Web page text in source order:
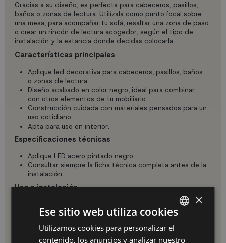
Gracias a su diseño, es perfecta para cabeceros, pasillos,
baños o zonas de lectura. Utilízala como punto focal sobre
una mesa, para acompañar tu sofá, resaltar una zona de paso
o crear un rincón de lectura acogedor, según el tipo de
instalación y la estancia donde decidas colocarla.
Características principales
Aplique led decorativa para cabeceros, pasillos, baños
o zonas de lectura.
Diseño acabado en color negro, ideal para combinar
con otros elementos de tu mobiliario.
Construcción cuidada con materiales pensados para un
uso cotidiano.
Apta para uso en interior.
Especificaciones técnicas
Aplique LED acero pintado negro
Consultar siempre la ficha técnica completa antes de la
instalación.
Uso e instalación
Perfecto para instalar en paredes, cabeceros o pasillos.
Selecciona la altura adecuada según el uso (lectura, luz
ambiental, iluminación de paso) y asegúrate de que queda
bien fijado.
Mantenimiento y limpieza
SPANISH
×
Ese sitio web utiliza cookies
Utilizamos cookies para personalizar el
contenido, los anuncios y analizar nuestro